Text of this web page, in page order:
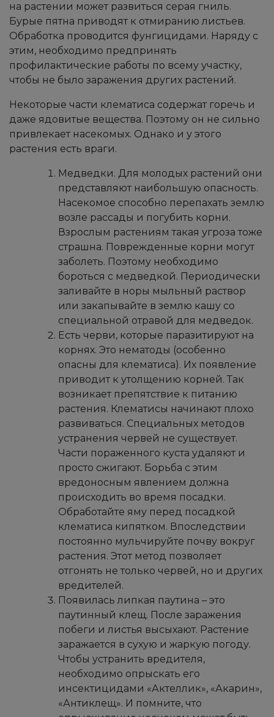
на растении может развиться серая гниль.
Бурые пятна приводят к отмиранию листьев.
Обработка проводится фунгицидами. Наряду с
этим, необходимо предпринять
профилактические работы по всему участку,
чтобы не было заражения других растений.
​​​Некоторые части клематиса содержат горечь и
даже ядовитые вещества. Поэтому он не сильно
привлекает насекомых. Однако и у этого
растения есть враги.
Медведки. Для молодых растений они
представляют наибольшую опасность.
Насекомое способно перепахать землю
возле рассады и погубить корни.
Взрослым растениям такая угроза тоже
страшна. Поврежденные корни могут
заболеть. Поэтому необходимо
бороться с медведкой. Периодически
заливайте в норы мыльный раствор
или закапывайте в землю кашу со
специальной отравой для медведок.
Есть черви, которые паразитируют на
корнях. Это нематоды (особенно
опасны для клематиса). Их появление
приводит к утолщению корней. Так
возникает препятствие к питанию
растения. Клематисы начинают плохо
развиваться. Специальных методов
устранения червей не существует.
Части пораженного куста удаляют и
просто сжигают. Борьба с этим
вредоносным явлением должна
происходить во время посадки.
Обработайте яму перед посадкой
клематиса кипятком. Впоследствии
постоянно мульчируйте почву вокруг
растения. Этот метод позволяет
отгонять не только червей, но и других
вредителей.
Появилась липкая паутина – это
паутинный клещ. После заражения
побеги и листья высыхают. Растение
заражается в сухую и жаркую погоду.
Чтобы устранить вредителя,
необходимо опрыскать его
инсектицидами «Актеллик», «Акарин»,
«Антиклещ». И помните, что